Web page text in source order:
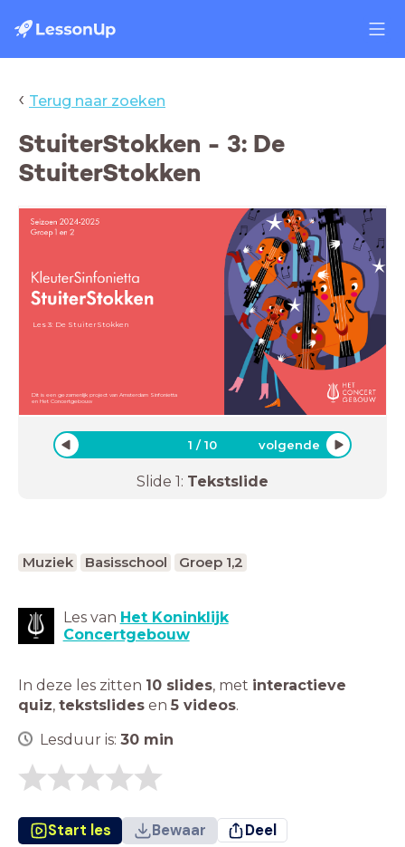
‹ Terug naar zoeken
StuiterStokken - 3: De
StuiterStokken
Les 3: De StuiterStokken
Dit is een gezamenlijk project van Amsterdam Sinfonietta
en Het Concertgebouw
1 /10 volgende
Slide 1: Tekstslide
Muziek Basisschool Groep 1,2
Les van Het Koninklijk
Concertgebouw
In deze les zitten 10 slides, met interactieve
quiz, tekstslides en 5 videos.
Lesduur is: 30 min
Start les Bewaar Deel